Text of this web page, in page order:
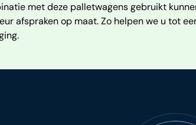
met deze palletwagens gebruikt
afspraken op maat. Zo helpen we u tot